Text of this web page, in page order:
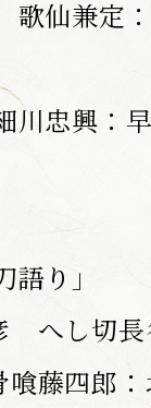
仙兼定
川忠興：
り」
へし切
藤四郎